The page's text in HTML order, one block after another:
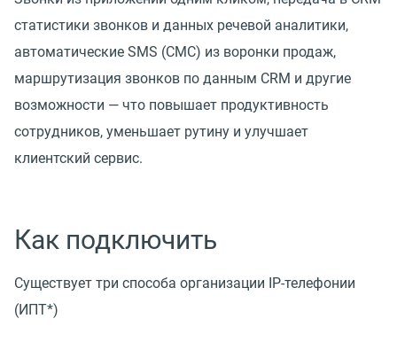
статистики звонков и данных речевой аналитики,
автоматические SMS (СМС) из воронки продаж,
маршрутизация звонков по данным CRM и другие
возможности — что повышает продуктивность
сотрудников, уменьшает рутину и улучшает
клиентский сервис.
Как подключить
Существует три способа организации IP-телефонии
(ИПТ*)